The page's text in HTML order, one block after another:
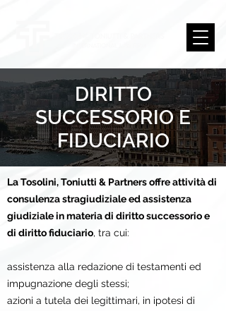
DIRITTO
SUCCESSORIO E
FIDUCIARIO
La Tosolini, Toniutti & Partners offre attività di
consulenza stragiudiziale ed assistenza
giudiziale in materia di diritto successorio e
di diritto fiduciario, tra cui:
assistenza alla redazione di testamenti ed
impugnazione degli stessi;
azioni a tutela dei legittimari, in ipotesi di